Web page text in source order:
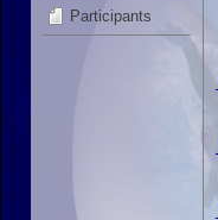
Participants